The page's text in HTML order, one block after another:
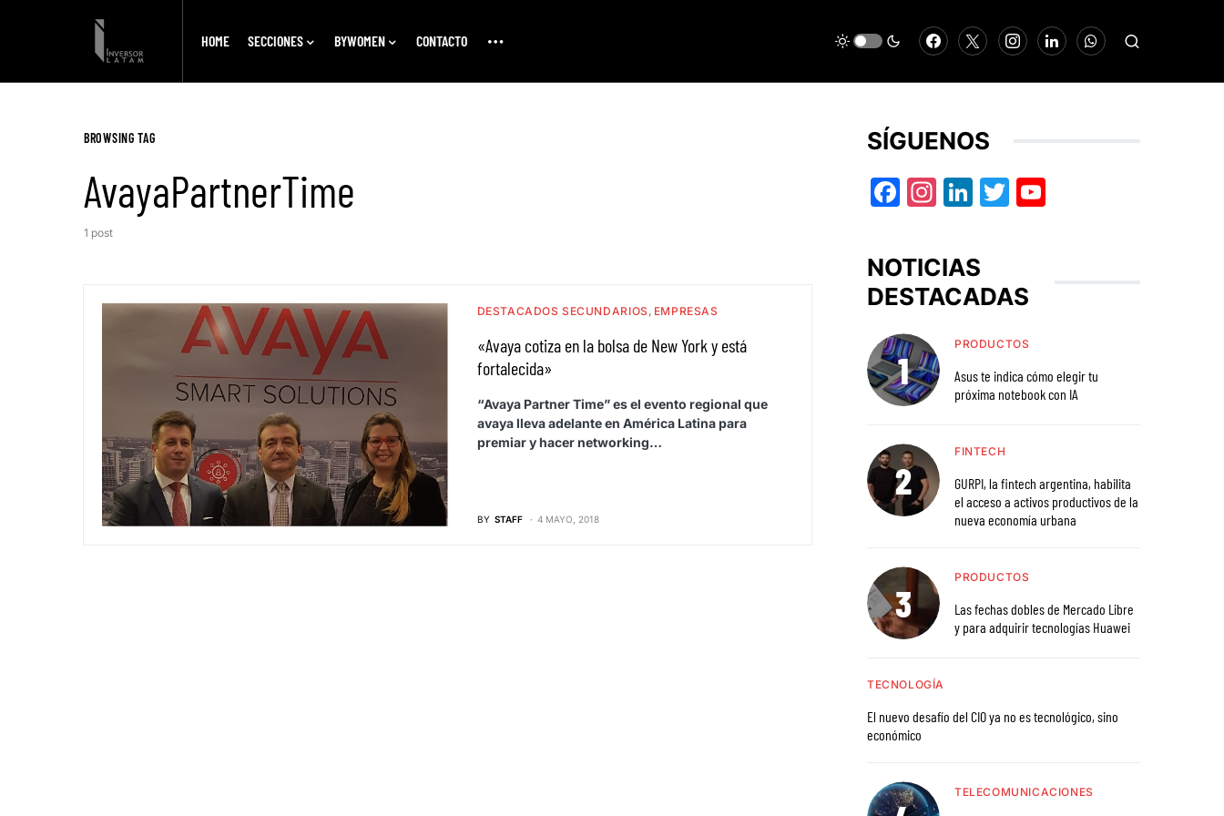
HOME SECCIONES BYWOMEN CONTACTO
BROWSING TAG
AvayaPartnerTime
1 post
DESTACADOS SECUNDARIOS EMPRESAS
«Avaya cotiza en la bolsa de New York y está
fortalecida»
“Avaya Partner Time” es el evento regional que
avaya lleva adelante en América Latina para
premiar y hacer networking…
BY STAFF 4 MAYO, 2018
SÍGUENOS
Facebook
Instagram
LinkedIn
Twitter
NOTICIAS
DESTACADAS
PRODUCTOS
Asus te indica cómo elegir tu
próxima notebook con IA
FINTECH
GURPI, la fintech argentina, habilita
el acceso a activos productivos de la
nueva economía urbana
PRODUCTOS
Las fechas dobles de Mercado Libre
y para adquirir tecnologías Huawei
TECNOLOGÍA
El nuevo desafío del CIO ya no es tecnológico, sino
económico
TELECOMUNICACIONES